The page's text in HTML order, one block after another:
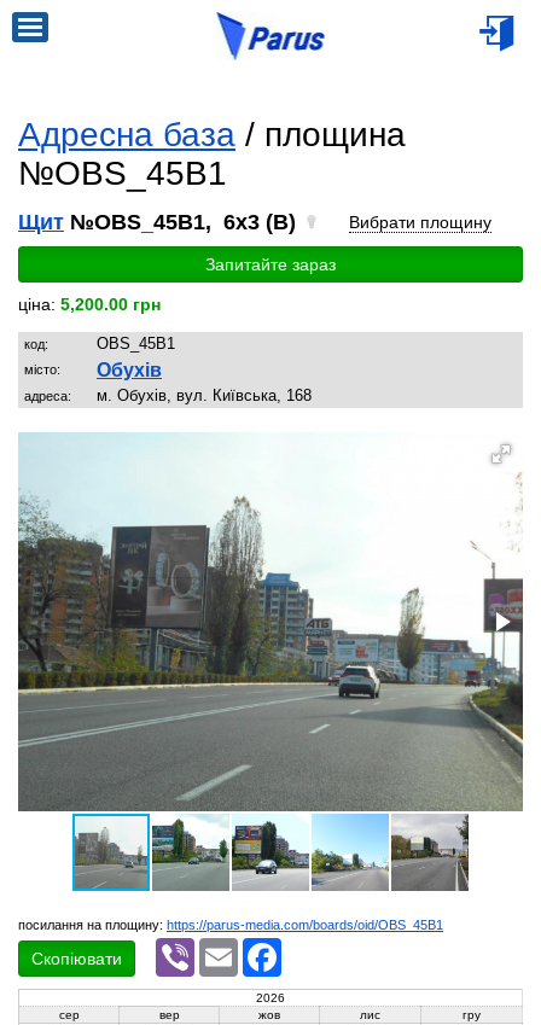
Адресна база / площина
№OBS_45B1
Щит №OBS_45B1, 6x3 (B) Вибрати площину
Запитайте зараз
ціна: 5,200.00 грн
код: OBS_45B1
місто: Обухів
адреса: м. Обухів, вул. Київська, 168
посилання на площину: https://parus-media.com/boards/oid/OBS_45B1
Скопіювати
Viber Email
2026
сер
вер жов лис
гру